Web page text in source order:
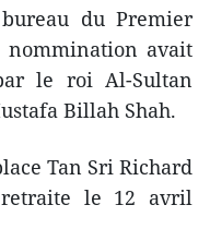
du Premier
avait
le roi Al-Sultan
Billah Shah.
Tan Sri Richard
le 12 avril